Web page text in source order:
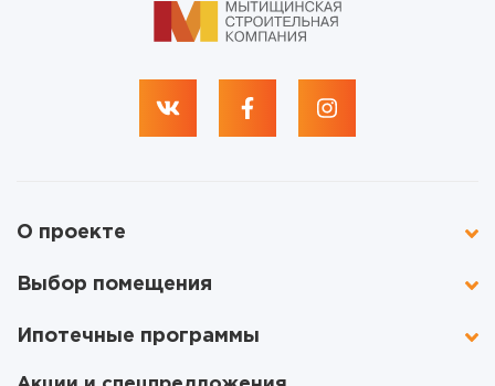
О проекте
Выбор помещения
Ипотечные программы